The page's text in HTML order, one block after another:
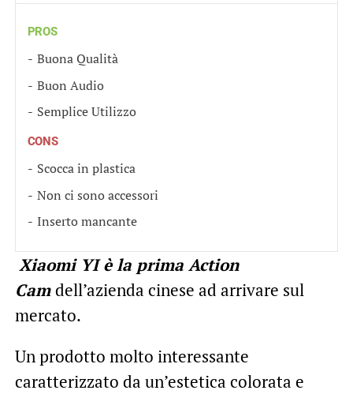
PROS
Buona Qualità
Buon Audio
Semplice Utilizzo
CONS
Scocca in plastica
Non ci sono accessori
Inserto mancante
Xiaomi YI è la prima Action
Cam dell’azienda cinese ad arrivare sul
mercato.
Un prodotto molto interessante
caratterizzato da un’estetica colorata e